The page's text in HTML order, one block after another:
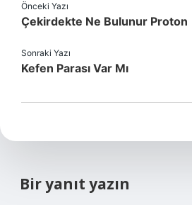
Önceki Yazı
Çekirdekte Ne Bulunur Proton
Sonraki Yazı
Kefen Parası Var Mı
Bir yanıt yazın